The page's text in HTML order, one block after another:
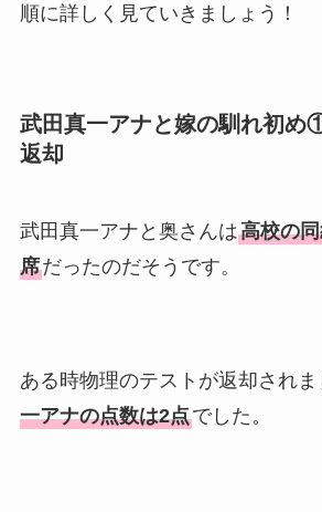
順に詳しく見ていきましょう！
武田真一アナと嫁の馴れ初め
返却
武田真一アナと奥さんは高校の
席だったのだそうです。
ある時物理のテストが返却されま
一アナの点数は2点でした。